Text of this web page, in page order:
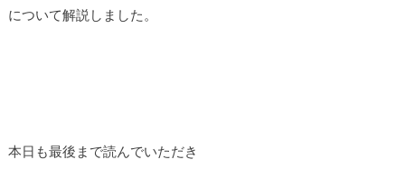
について解説しました。
本日も最後まで読んでいただき